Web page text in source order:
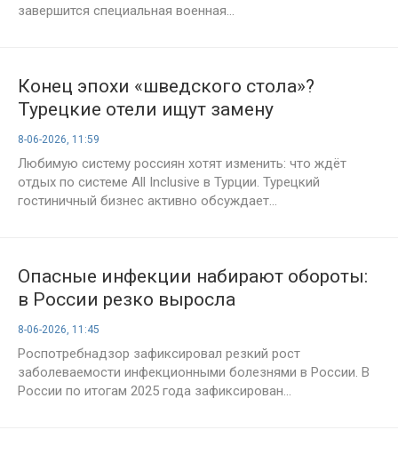
завершится специальная военная...
Конец эпохи «шведского стола»?
Турецкие отели ищут замену
классическому «Всё включено»
8-06-2026, 11:59
Любимую систему россиян хотят изменить: что ждёт
отдых по системе All Inclusive в Турции. Турецкий
гостиничный бизнес активно обсуждает...
Опасные инфекции набирают обороты:
в России резко выросла
заболеваемость корью, краснухой и
гемофильной инфекцией
8-06-2026, 11:45
Роспотребнадзор зафиксировал резкий рост
заболеваемости инфекционными болезнями в России. В
России по итогам 2025 года зафиксирован...